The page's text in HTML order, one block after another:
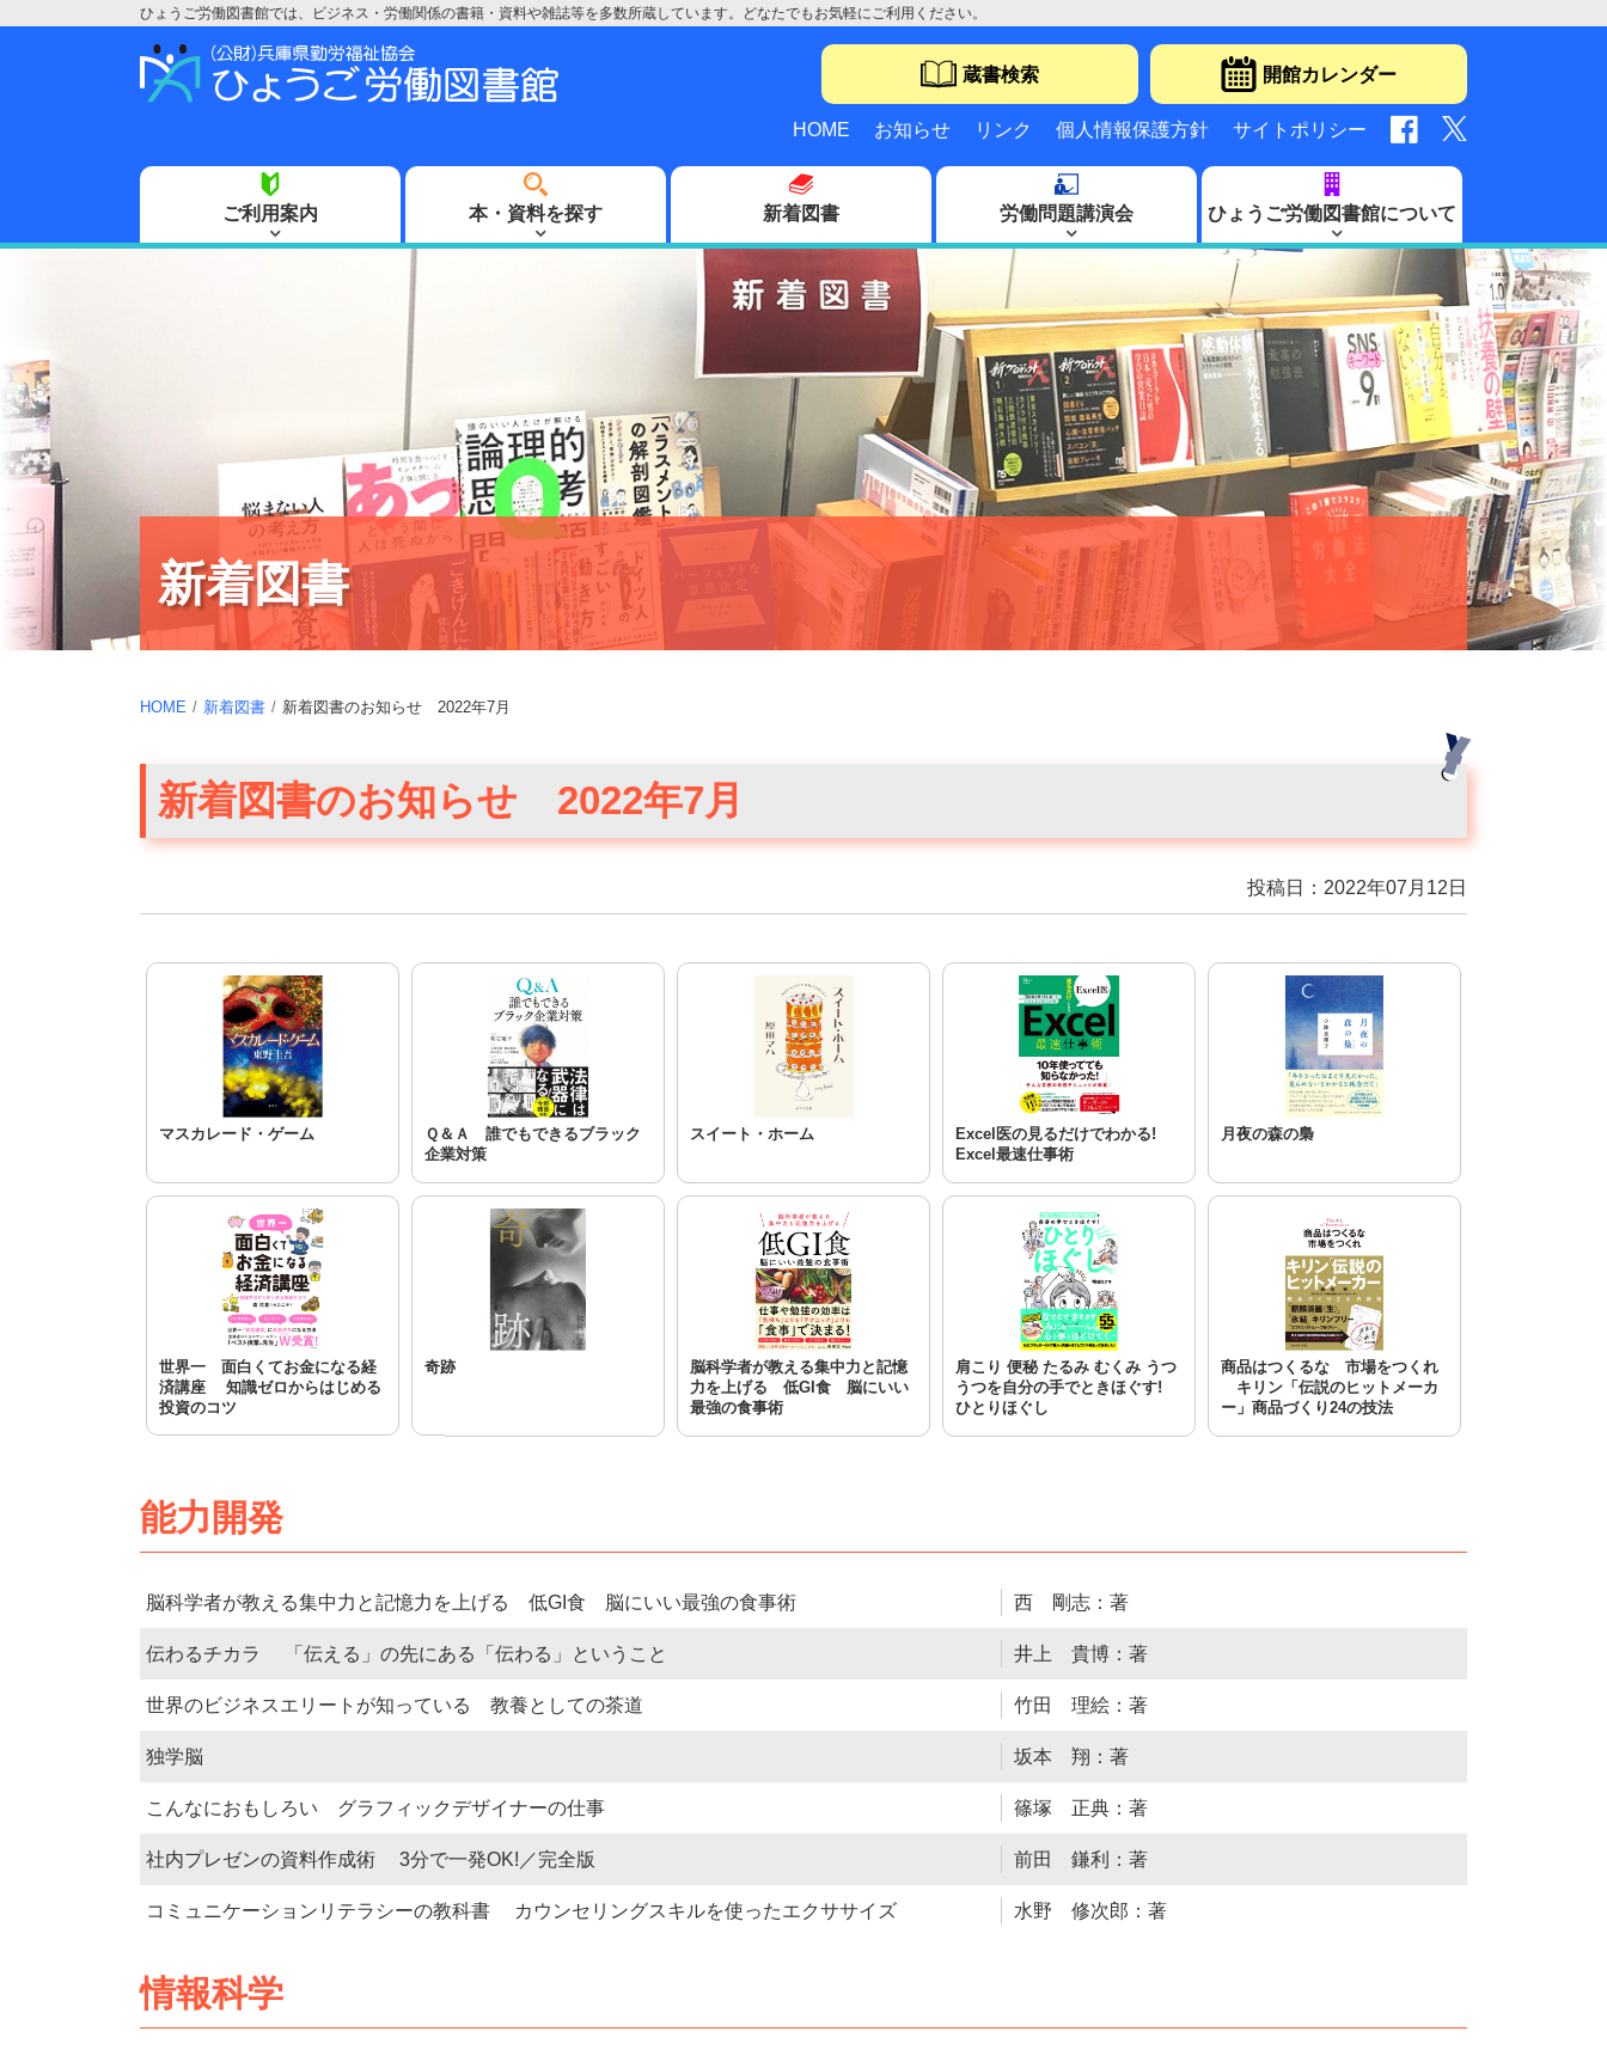
ひょうご労働図書館では、ビジネス・労働関係の書籍・資料や雑誌等を多数所蔵しています。どなたでもお気軽にご利用ください。
蔵書検索 開館カレンダー
HOME お知らせ リンク 個人情報保護方針 サイトポリシー
ご利用案内 本・資料を探す 新着図書 労働問題講演会 ひょうご労働図書館について
新着図書
HOME 新着図書 新着図書のお知らせ 2022年7月
新着図書のお知らせ 2022年7月
投稿日：2022年07月12日
マスカレード・ゲーム
Ｑ＆Ａ 誰でもできるブラック
企業対策
スイート・ホーム
Excel医の見るだけでわかる!
Excel最速仕事術
月夜の森の梟
世界一 面白くてお金になる経
済講座 知識ゼロからはじめる
投資のコツ
奇跡
脳科学者が教える集中力と記憶
力を上げる 低GI食 脳にいい
最強の食事術
肩こり 便秘 たるみ むくみ うつ
うつを自分の手でときほぐす!
ひとりほぐし
商品はつくるな 市場をつくれ
キリン「伝説のヒットメーカ
ー」商品づくり24の技法
能力開発
脳科学者が教える集中力と記憶力を上げる 低GI食 脳にいい最強の食事術 西 剛志：著
伝わるチカラ 「伝える」の先にある「伝わる」ということ 井上 貴博：著
世界のビジネスエリートが知っている 教養としての茶道 竹田 理絵：著
独学脳 坂本 翔：著
こんなにおもしろい グラフィックデザイナーの仕事 篠塚 正典：著
社内プレゼンの資料作成術 3分で一発OK!／完全版 前田 鎌利：著
コミュニケーションリテラシーの教科書 カウンセリングスキルを使ったエクササイズ 水野 修次郎：著
情報科学